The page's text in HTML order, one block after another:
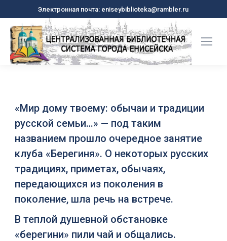
Электронная почта: eniseybiblioteka@rambler.ru
«Мир дому твоему: обычаи и традиции
русской семьи…» — под таким
названием прошло очередное занятие
клуба «Берегиня». О некоторых русских
традициях, приметах, обычаях,
передающихся из поколения в
поколение, шла речь на встрече.
В теплой душевной обстановке
«берегини» пили чай и общались.